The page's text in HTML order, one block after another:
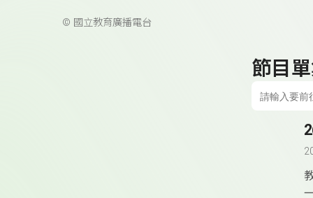
© 國立教育廣播電台
節目